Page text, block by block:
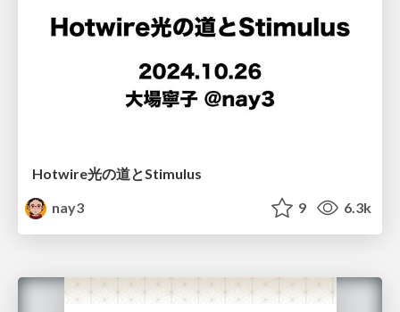
Hotwire光の道とStimulus
nay3
9 6.3k